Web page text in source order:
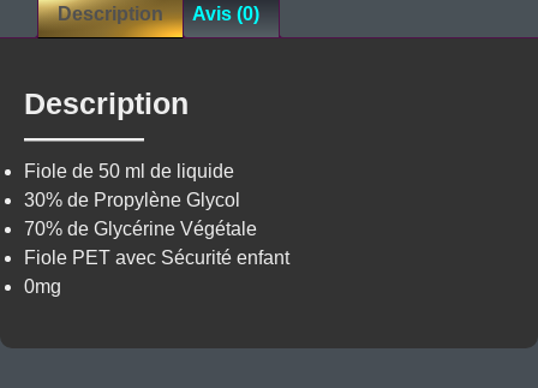
Description Avis (0)
Description
Fiole de 50 ml de liquide
30% de Propylène Glycol
70% de Glycérine Végétale
Fiole PET avec Sécurité enfant
0mg